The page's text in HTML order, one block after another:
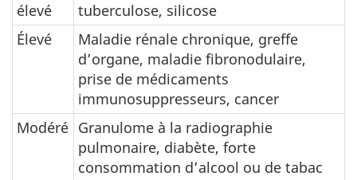
élevé
tuberculose, silicose
Élevé
Maladie rénale chronique, greffe
d’organe, maladie fibronodulaire,
prise de médicaments
immunosuppresseurs, cancer
Modéré Granulome à la radiographie
pulmonaire, diabète, forte
consommation d’alcool ou de tabac